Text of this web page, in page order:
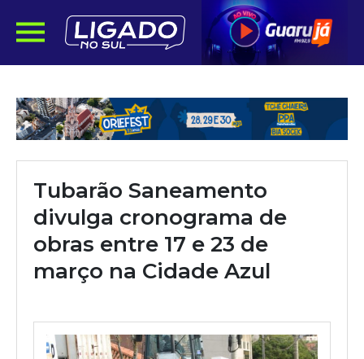
Tubarão Saneamento
divulga cronograma de
obras entre 17 e 23 de
março na Cidade Azul